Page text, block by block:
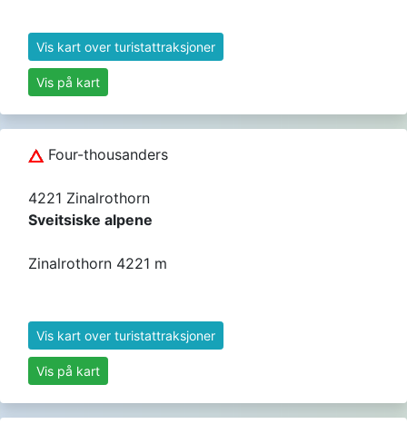
Vis kart over turistattraksjoner
Vis på kart
Four-thousanders
4221 Zinalrothorn
Sveitsiske alpene
Zinalrothorn 4221 m
Vis kart over turistattraksjoner
Vis på kart